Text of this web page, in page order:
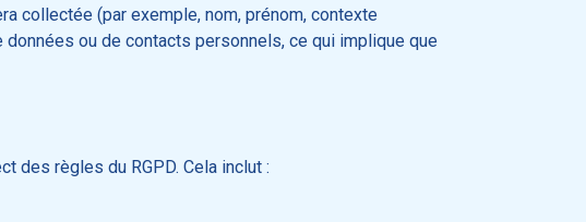
collectée (par exemple, nom, prénom, contexte
ou de contacts personnels, ce qui implique que
des règles du RGPD. Cela inclut :